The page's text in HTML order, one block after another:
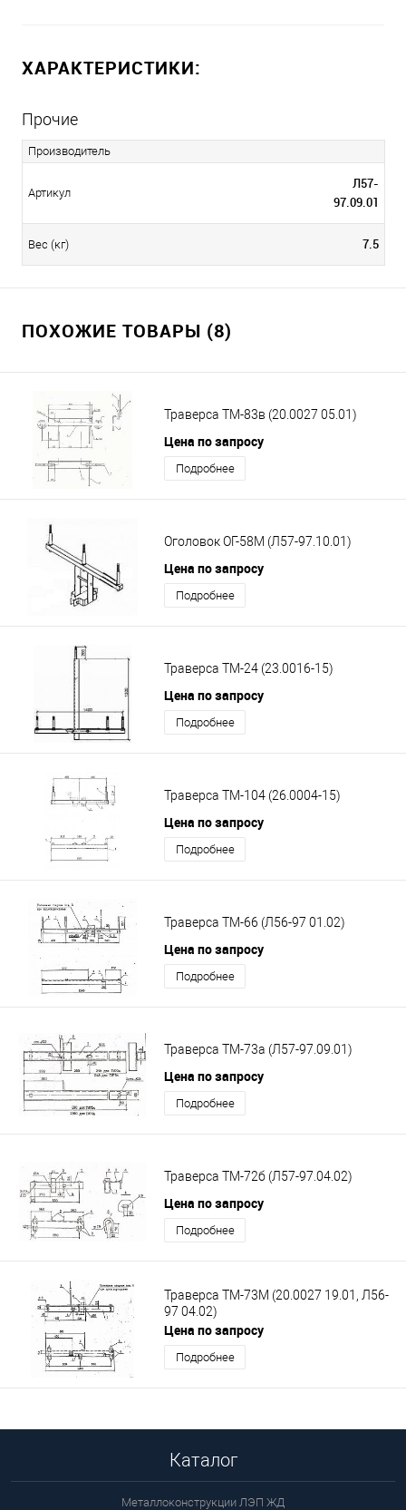
ХАРАКТЕРИСТИКИ:
Прочие
Производитель
Артикул
Л57-
97.09.01
Вес (кг) 7.5
ПОХОЖИЕ ТОВАРЫ (8)
Траверса ТМ-83в (20.0027 05.01)
Цена по запросу
Подробнее
Оголовок ОГ-58М (Л57-97.10.01)
Цена по запросу
Подробнее
Траверса ТМ-24 (23.0016-15)
Цена по запросу
Подробнее
Траверса ТМ-104 (26.0004-15)
Цена по запросу
Подробнее
Траверса ТМ-66 (Л56-97 01.02)
Цена по запросу
Подробнее
Траверса ТМ-73а (Л57-97.09.01)
Цена по запросу
Подробнее
Траверса ТМ-72б (Л57-97.04.02)
Цена по запросу
Подробнее
Траверса ТМ-73М (20.0027 19.01, Л56-
97 04.02)
Цена по запросу
Подробнее
Каталог
Металлоконструкции ЛЭП ЖД